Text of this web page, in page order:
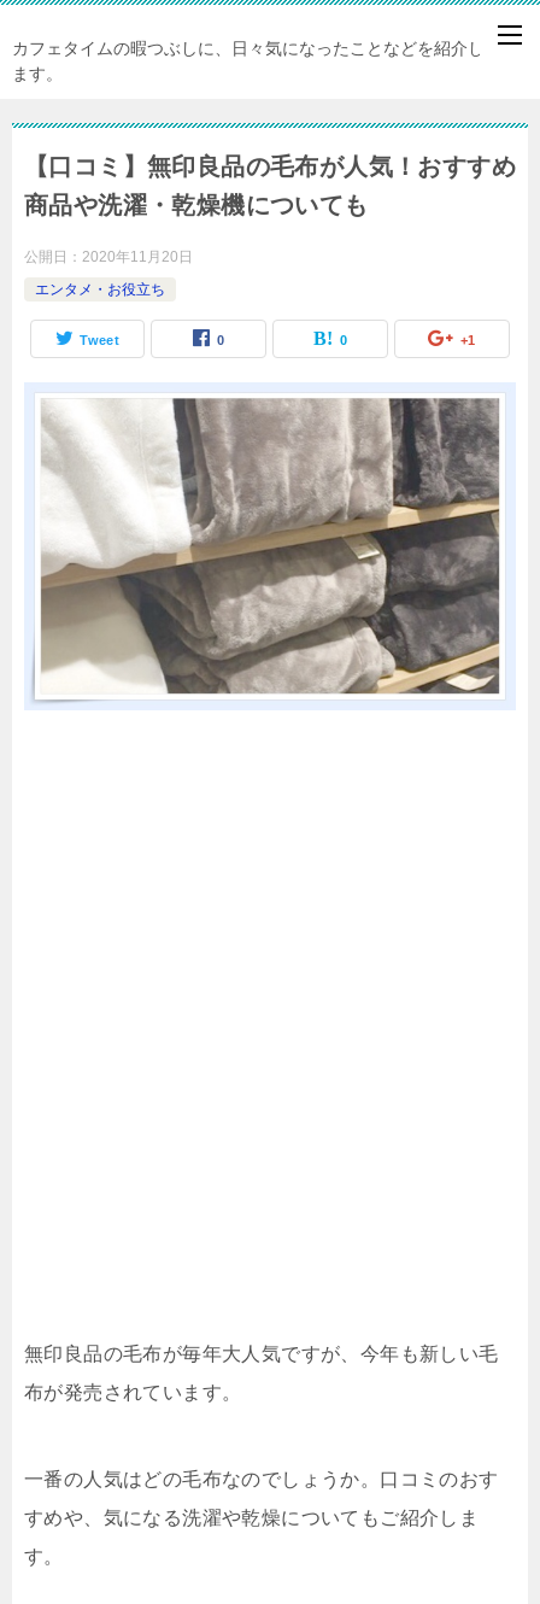
カフェタイムの暇つぶしに、日々気になったことなどを紹介してい
ます。
【口コミ】無印良品の毛布が人気！おすすめ
商品や洗濯・乾燥機についても
公開日： 2020年11月20日
エンタメ・お役立ち
Tweet 0 0 +1
無印良品の毛布が毎年大人気ですが、今年も新しい毛
布が発売されています。
一番の人気はどの毛布なのでしょうか。口コミのおす
すめや、気になる洗濯や乾燥についてもご紹介しま
す。